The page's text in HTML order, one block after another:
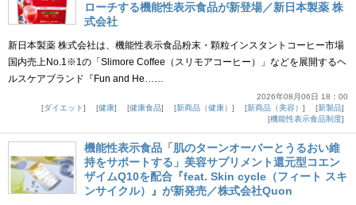
ローチする機能性表示食品が新登場／新日本製薬 株
式会社
新日本製薬 株式会社は、機能性表示食品粉末・顆粒インスタントコーヒー市場
国内売上No.1※1の「Slimore Coffee（スリモアコーヒー）」などを展開するヘ
ルスケアブランド『Fun and He……
2026年08月06日 18：00
ダイエット
健康 健康食品 新商品（健康） 新商品（美容）
新製品
機能性表示食品制度
機能性表示食品「肌のターンオーバーとうるおい維
持をサポートする」美容サプリメント還元型コエン
ザイムQ10を配合『feat. Skin cycle（フィート スキ
ンサイクル）』が新発売／株式会社Quon